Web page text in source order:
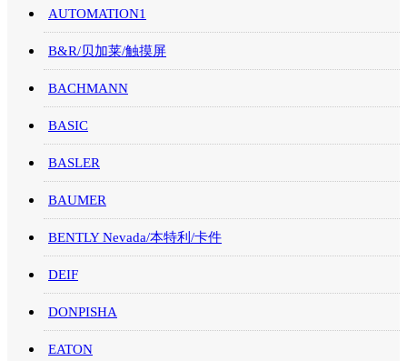
AUTOMATION1
B&R/贝加莱/触摸屏
BACHMANN
BASIC
BASLER
BAUMER
BENTLY Nevada/本特利/卡件
DEIF
DONPISHA
EATON